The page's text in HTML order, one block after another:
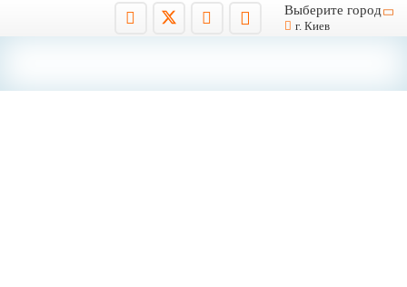
Выберите город
г. Киев